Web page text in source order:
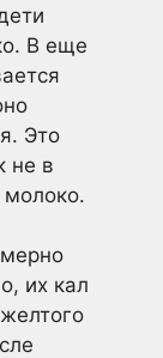
В еще
Это
не в
молоко.
их кал